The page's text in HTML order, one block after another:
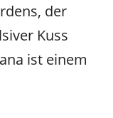
der
Kuss
ist einem